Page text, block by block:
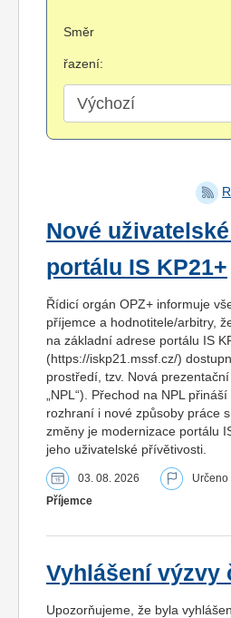
Směr
řazení:
Nové
portálu IS KP21+
Řídicí orgán OPZ+ informuje
příjemce a hodnotitele/arbitry,
na základní adrese portálu IS
(https://iskp21.mssf.cz/)
prostředí, tzv. Nová
„NPL“). Přechod na NPL
rozhraní i nové způsoby práce
změny je modernizace portálu
jeho uživatelské přívětivosti.
03. 08. 2026 Určeno
Příjemce
Vyhlášení výzvy
Upozorňujeme, že byla